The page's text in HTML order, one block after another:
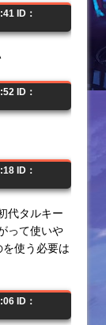
ID：
ID：
ID：
代タルキー
って使いや
使う必要は
ID：